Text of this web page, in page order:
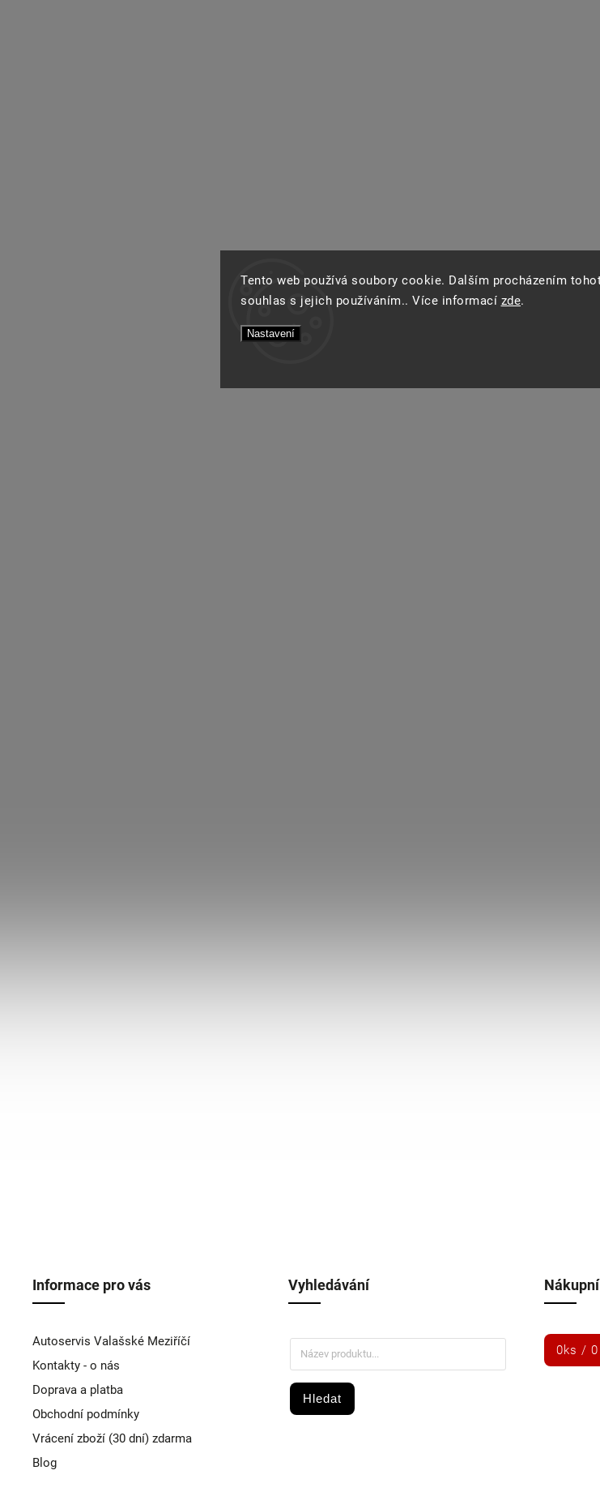
Tento web používá soubory cookie. Dalším procházením
souhlas s jejich používáním.. Více informací zde.
Nastavení
Informace pro vás
Autoservis Valašské Meziříčí
Kontakty - o nás
Doprava a platba
Obchodní podmínky
Vrácení zboží (30 dní) zdarma
Blog
Vyhledávání
Hledat
0ks /